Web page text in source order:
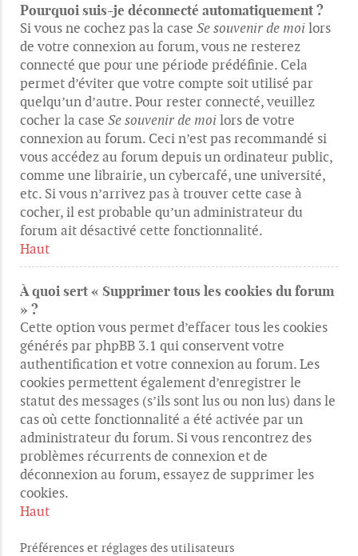
Pourquoi suis-je déconnecté automatiquement ?
Si vous ne cochez pas la case Se souvenir de moilors
de votre connexion au forum, vous ne resterez
connecté que pour une période prédéfinie. Cela
permet d’éviter que votre compte soit utilisé par
quelqu’un d’autre. Pour rester connecté, veuillez
cocher la case Se souvenir de moilors de votre
connexion au forum. Ceci n’est pas recommandé si
vous accédez au forum depuis un ordinateur public,
comme une librairie, un cybercafé, une université,
etc. Si vous n’arrivez pas à trouver cette case à
cocher, il est probable qu’un administrateur du
forum ait désactivé cette fonctionnalité.
Haut
À quoi sert « Supprimer tous les cookies du forum
» ?
Cette option vous permet d’effacer tous les cookies
générés par phpBB 3.1 qui conservent votre
authentification et votre connexion au forum. Les
cookies permettent également d’enregistrer le
statut des messages (s’ils sont lus ou non lus) dans le
cas où cette fonctionnalité a été activée par un
administrateur du forum. Si vous rencontrez des
problèmes récurrents de connexion et de
déconnexion au forum, essayez de supprimer les
cookies.
Haut
Préférences et réglages des utilisateurs